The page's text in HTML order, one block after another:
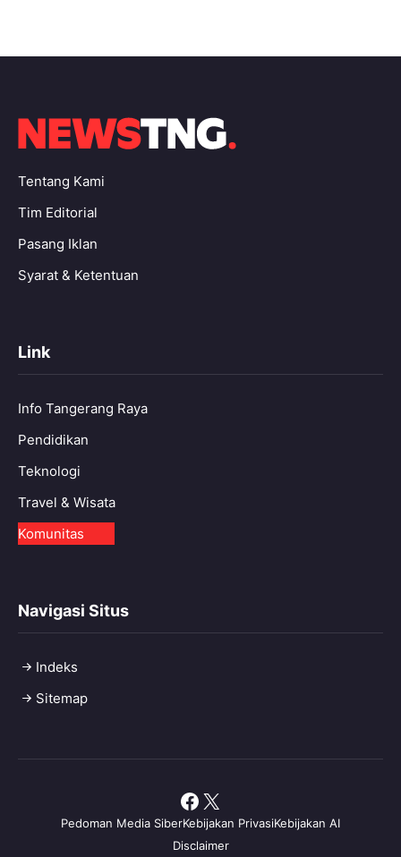
Tentang Kami
Tim Editorial
Pasang Iklan
Syarat & Ketentuan
Link
Info Tangerang Raya
Pendidikan
Teknologi
Travel & Wisata
Komunitas
Navigasi Situs
Indeks
Sitemap
Pedoman Media SiberKebijakan PrivasiKebijakan AI
Disclaimer
Facebook
X